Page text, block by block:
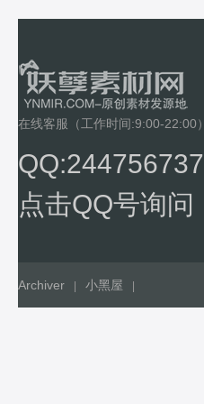
在线客服（工作时间:9:00-22:00）
QQ:244756737
点击QQ号询问
Archiver 小黑屋